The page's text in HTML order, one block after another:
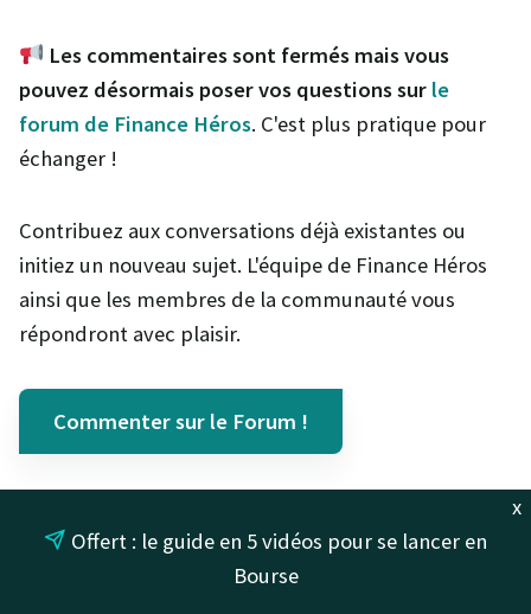
Les commentaires sont fermés mais vous
pouvez désormais poser vos questions sur le
forum de Finance Héros. C'est plus pratique pour
échanger !
Contribuez aux conversations déjà existantes ou
initiez un nouveau sujet. L'équipe de Finance Héros
ainsi que les membres de la communauté vous
répondront avec plaisir.
Commenter sur le Forum !
x
Offert : le guide en 5 vidéos pour se lancer en
Bourse